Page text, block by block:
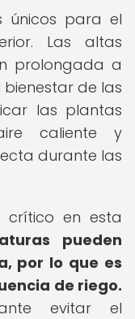
únicos para el
Las altas
prolongada a
de las
las plantas
caliente y
durante las
crítico en esta
pueden
por lo que es
de riego.
evitar el